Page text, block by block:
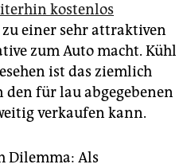
kostenlos
zu einer sehr attraktiven
zum Auto macht. Kühl
ist das ziemlich
den für lau abgegebenen
verkaufen kann.
Dilemma: Als